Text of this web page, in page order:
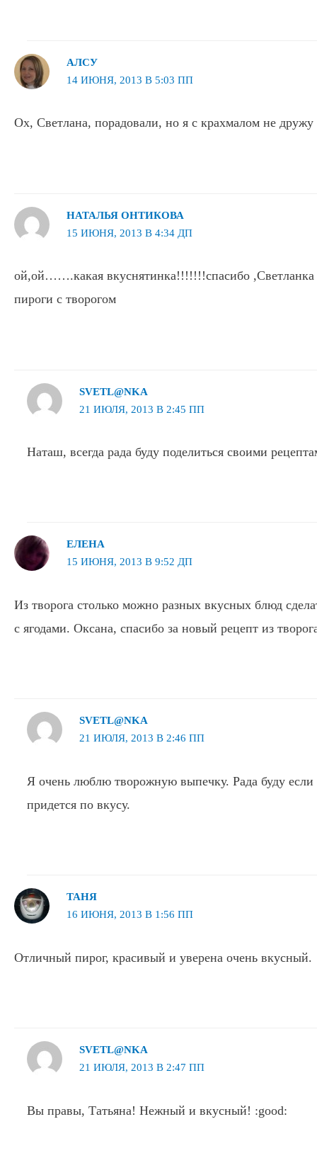
АЛСУ
14 ИЮНЯ, 2013 В 5:03 ПП
Ох, Светлана, порадовали, но я с крахмалом не дружу
НАТАЛЬЯ ОНТИКОВА
15 ИЮНЯ, 2013 В 4:34 ДП
ой,ой…….какая вкуснятинка!!!!!!!спасибо ,Светланка
пироги с творогом
SVETL@NKA
21 ИЮЛЯ, 2013 В 2:45 ПП
Наташ, всегда рада буду поделиться своими
ЕЛЕНА
15 ИЮНЯ, 2013 В 9:52 ДП
Из творога столько можно разных вкусных блюд
с ягодами. Оксана, спасибо за новый рецепт из
SVETL@NKA
21 ИЮЛЯ, 2013 В 2:46 ПП
Я очень люблю творожную выпечку. Рада буду если
придется по вкусу.
ТАНЯ
16 ИЮНЯ, 2013 В 1:56 ПП
Отличный пирог, красивый и уверена очень вкусный.
SVETL@NKA
21 ИЮЛЯ, 2013 В 2:47 ПП
Вы правы, Татьяна! Нежный и вкусный! :good: